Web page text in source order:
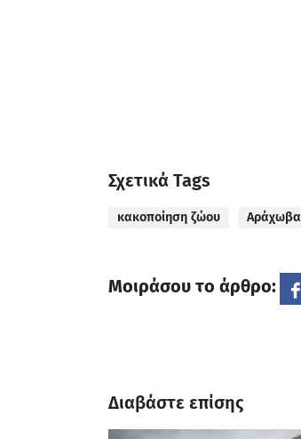
Σχετικά Tags
κακοποίηση ζώου Αράχωβα
Μοιράσου το άρθρο:
Διαβάστε επίσης